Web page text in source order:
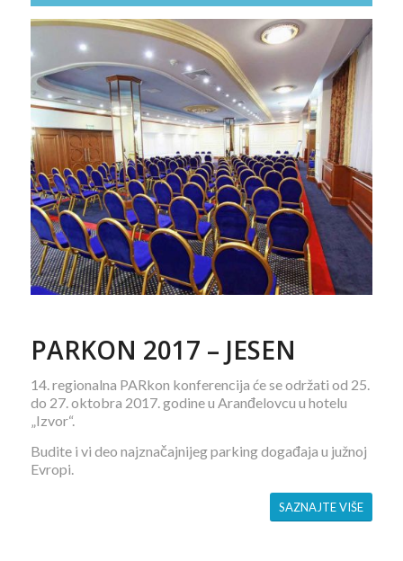
PARKON 2017 – JESEN
14. regionalna PARkon konferencija će se održati od 25.
do 27. oktobra 2017. godine u Aranđelovcu u hotelu
„Izvor“.
Budite i vi deo najznačajnijeg parking događaja u južnoj
Evropi.
SAZNAJTE VIŠE